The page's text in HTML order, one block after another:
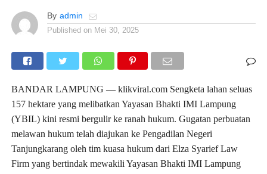
By admin
Published on Mei 30, 2025
BANDAR LAMPUNG — klikviral.com Sengketa lahan seluas
157 hektare yang melibatkan Yayasan Bhakti IMI Lampung
(YBIL) kini resmi bergulir ke ranah hukum. Gugatan perbuatan
melawan hukum telah diajukan ke Pengadilan Negeri
Tanjungkarang oleh tim kuasa hukum dari Elza Syarief Law
Firm yang bertindak mewakili Yayasan Bhakti IMI Lampung